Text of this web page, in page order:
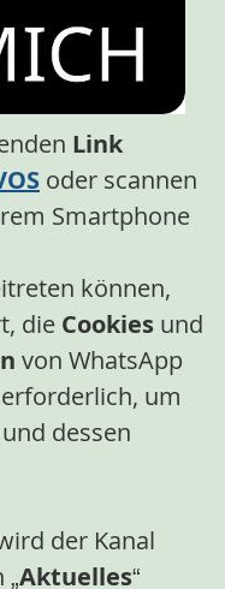
Link
oder scannen
Smartphone
können,
die Cookies und
von WhatsApp
um
dessen
der Kanal
Aktuelles“